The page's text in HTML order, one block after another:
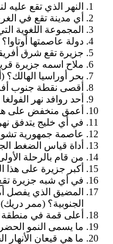
النهر الذي تقع عليه
أي مدينة تقع في
المجموعة اللغوية
دولة عاصمتها أوتاوا؟
جزيرة تقع شرق
ملاح اسمه جزيرة
بحر أوراسيا الهالك؟
أقصى نقطة جنوب
أحد روافد نهر
أعمق منخفض على
في أي خليج يتدفق
عاصمة جمهورية
أداة قياس الضغط
من قام بالرحلة
أكبر جزيرة على هذا
في أي شبه جزيرة تقع
المضيق الذي يفصل
الجنوبية؟ (ممر دريك)
أعلى قمة في منطقة
ما يسمى النمو
ما هي قيعان الأنهار